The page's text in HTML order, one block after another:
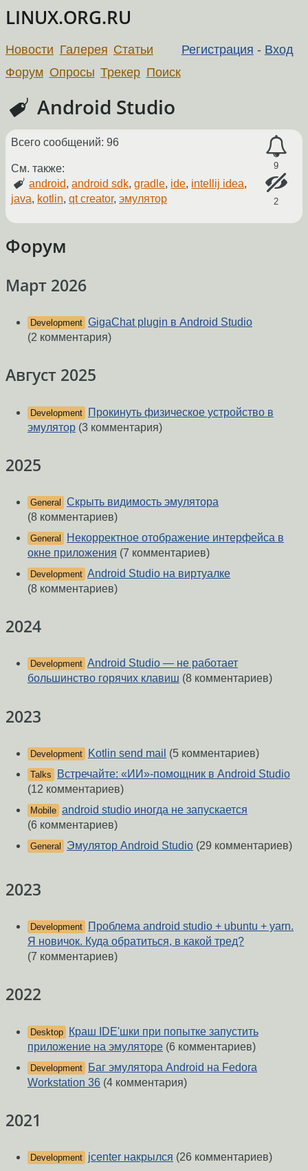
LINUX.ORG.RU
Регистрация - Вход
Новости Галерея Статьи
Форум Опросы Трекер Поиск
Android Studio
9
2
Всего сообщений: 96
См. также:
android,android sdk,gradle, ide, intellij idea,
java, kotlin, qt creator, эмулятор
Форум
Март 2026
Development GigaChat plugin в Android Studio
(2 комментария)
Август 2025
Development
Прокинуть физическое устройство в
эмулятор (3 комментария)
2025
General
Скрыть видимость эмулятора
(8 комментариев)
General
Некорректное отображение интерфейса в
окне приложения (7 комментариев)
Development Android Studio на виртуалке
(8 комментариев)
2024
Development Android Studio — не работает
большинство горячих клавиш (8 комментариев)
2023
Development Kotlin send mail (5 комментариев)
Talks
Встречайте: «ИИ»-помощник в Android Studio
(12 комментариев)
Mobile android studio иногда не запускается
(6 комментариев)
General Эмулятор Android Studio (29 комментариев)
2023
Development
Проблема android studio + ubuntu + yarn.
Я новичок. Куда обратиться, в какой тред?
(7 комментариев)
2022
Desktop
Краш IDE'шки при попытке запустить
приложение на эмуляторе (6 комментариев)
Development
Баг эмулятора Android на Fedora
Workstation 36 (4 комментария)
2021
Development jcenter накрылся (26 комментариев)